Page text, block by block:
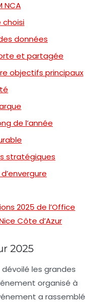
NCA
choisi
données
et partagée
objectifs principaux
de l’année
stratégiques
2025 de l’Office
Côte d’Azur
2025
dévoilé les grandes
organisé à
a rassemblé